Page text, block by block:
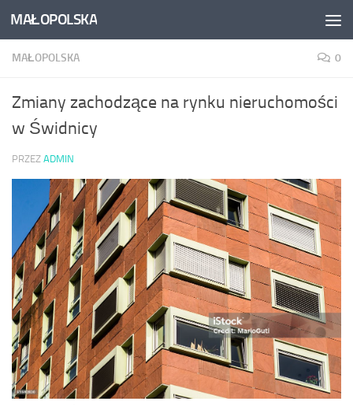
Skip to content
MAŁOPOLSKA
MAŁOPOLSKA 0
Zmiany zachodzące na rynku nieruchomości
w Świdnicy
PRZEZ ADMIN